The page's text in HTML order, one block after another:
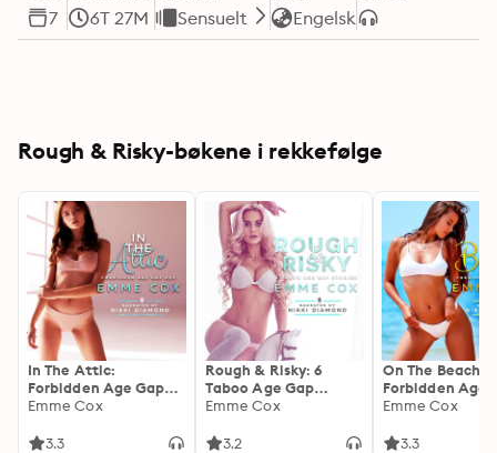
7 6T 27M Sensuelt Engelsk
Rough & Risky-bøkene i rekkefølge
In The Attic:
Forbidden Age Gap
Sex
Emme Cox
3.3
Rough & Risky: 6
Taboo Age Gap
Stories
Emme Cox
3.2
On The Beach:
Forbidden Age
Sex
Emme Cox
3.3